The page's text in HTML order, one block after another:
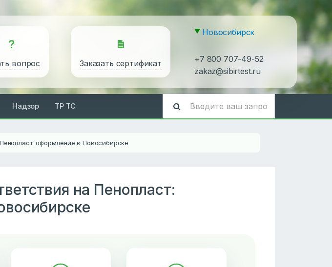
вопрос Заказать сертификат
Новосибирск
+7 800 707-49-52
zakaz@sibirtest.ru
Надзор ТР ТС
оформление в Новосибирске
на Пенопласт: